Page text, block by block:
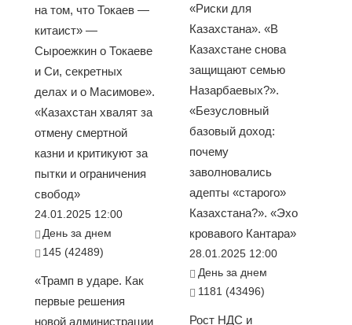
на том, что Токаев —
китаист» —
Сыроежкин о Токаеве
и Си, секретных
делах и о Масимове».
«Казахстан хвалят за
отмену смертной
казни и критикуют за
пытки и ограничения
свобод»
24.01.2025 12:00
День за днем
145 (42489)
«Трамп в ударе. Как
первые решения
новой администрации
«Риски для
Казахстана». «В
Казахстане снова
защищают семью
Назарбаевых?».
«Безусловный
базовый доход:
почему
заволновались
адепты «старого»
Казахстана?». «Эхо
кровавого Кантара»
28.01.2025 12:00
День за днем
1181 (43496)
Рост НДС и